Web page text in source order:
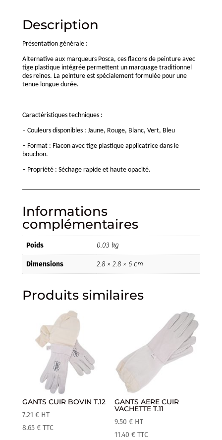
Description
Présentation générale :
Alternative aux marqueurs Posca, ces flacons de peinture avec
tige plastique intégrée permettent un marquage traditionnel
des reines. La peinture est spécialement formulée pour une
tenue longue durée.
Caractéristiques techniques :
– Couleurs disponibles : Jaune, Rouge, Blanc, Vert, Bleu
– Format : Flacon avec tige plastique applicatrice dans le
bouchon.
– Propriété : Séchage rapide et haute opacité.
Informations
complémentaires
Poids 0.03 kg
Dimensions 2.8 × 2.8 × 6 cm
Produits similaires
GANTS CUIR BOVIN T.12
7.21 € HT
8.65 € TTC
GANTS AERE CUIR
VACHETTE T.11
9.50€ HT
11.40€ TTC